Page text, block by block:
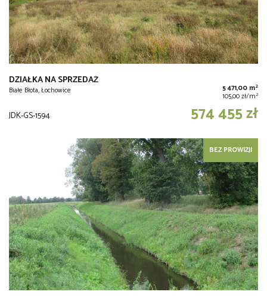
DZIAŁKA NA SPRZEDAŻ
Białe Błota, Łochowice 5 471,00 m2
105,00 zł/m2
JDK-GS-1594 574 455 zł
BEZ PROWIZJI